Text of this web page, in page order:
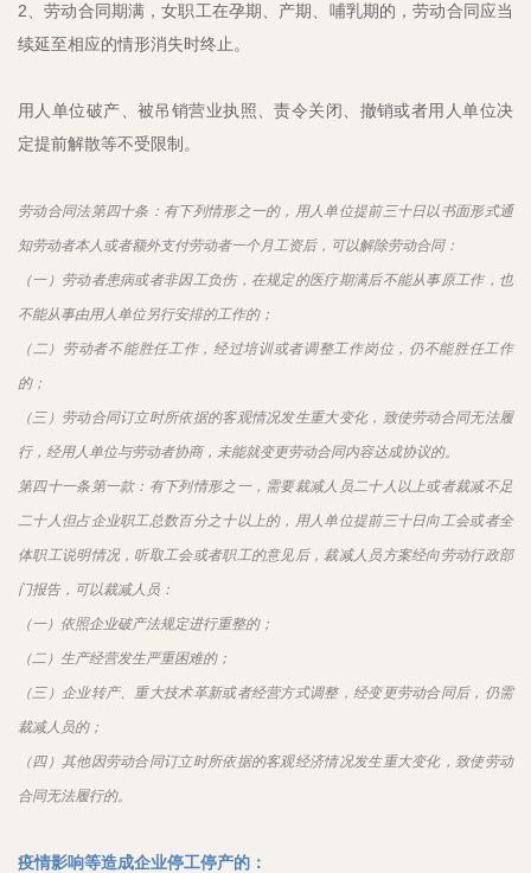
2、劳动合同期满，女职工在孕期、产期、哺乳期的，劳动合同应当
续延至相应的情形消失时终止。
用人单位破产、被吊销营业执照、责令关闭、撤销或者用人单位决
定提前解散等不受限制。
劳动合同法第四十条：有下列情形之一的，用人单位提前三十日以书面形式通
知劳动者本人或者额外支付劳动者一个月工资后，可以解除劳动合同：
（一）劳动者患病或者非因工负伤，在规定的医疗期满后不能从事原工作，也
不能从事由用人单位另行安排的工作的；
（二）劳动者不能胜任工作，经过培训或者调整工作岗位，仍不能胜任工作
的；
（三）劳动合同订立时所依据的客观情况发生重大变化，致使劳动合同无法履
行，经用人单位与劳动者协商，未能就变更劳动合同内容达成协议的。
第四十一条第一款：有下列情形之一，需要裁减人员二十人以上或者裁减不足
二十人但占企业职工总数百分之十以上的，用人单位提前三十日向工会或者全
体职工说明情况，听取工会或者职工的意见后，裁减人员方案经向劳动行政部
门报告，可以裁减人员：
（一）依照企业破产法规定进行重整的；
（二）生产经营发生严重困难的；
（三）企业转产、重大技术革新或者经营方式调整，经变更劳动合同后，仍需
裁减人员的；
（四）其他因劳动合同订立时所依据的客观经济情况发生重大变化，致使劳动
合同无法履行的。
疫情影响等造成企业停工停产的：